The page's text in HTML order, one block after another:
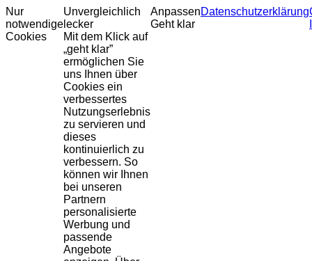
Nur
notwendige
Cookies
Unvergleichlich
lecker
Mit dem Klick auf
„geht klar”
ermöglichen Sie
uns Ihnen über
Cookies ein
verbessertes
Nutzungserlebnis
zu servieren und
dieses
kontinuierlich zu
verbessern. So
können wir Ihnen
bei unseren
Partnern
personalisierte
Werbung und
passende
Angebote
Anpassen
Geht klar
Datenschutzerklärung